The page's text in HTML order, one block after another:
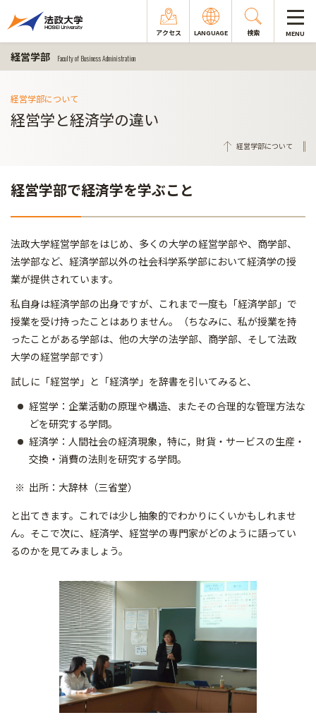
アクセス LANGUAGE 検索 MENU
経営学部 Faculty of Business Administration
経営学部について
経営学と経済学の違い
経営学部について
経営学部で経済学を学ぶこと
法政大学経営学部をはじめ、多くの大学の経営学部や、商学部、
法学部など、経済学部以外の社会科学系学部において経済学の授
業が提供されています。
私自身は経済学部の出身ですが、これまで一度も「経済学部」で
授業を受け持ったことはありません。（ちなみに、私が授業を持
ったことがある学部は、他の大学の法学部、商学部、そして法政
大学の経営学部です）
試しに「経営学」と「経済学」を辞書を引いてみると、
経営学：企業活動の原理や構造、またその合理的な管理方法な
どを研究する学問。
経済学：人間社会の経済現象，特に，財貨・サービスの生産・
交換・消費の法則を研究する学問。
出所：大辞林（三省堂）
と出てきます。これでは少し抽象的でわかりにくいかもしれませ
ん。そこで次に、経済学、経営学の専門家がどのように語ってい
るのかを見てみましょう。